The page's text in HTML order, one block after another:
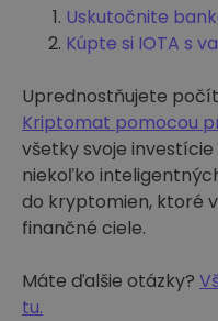
Uskutočnite
Kúpte si IOTA s
Uprednostňujete
Kriptomat pomocou
všetky svoje
niekoľko
do kryptomien, ktoré
finančné ciele.
Máte ďalšie otázky?
tu.